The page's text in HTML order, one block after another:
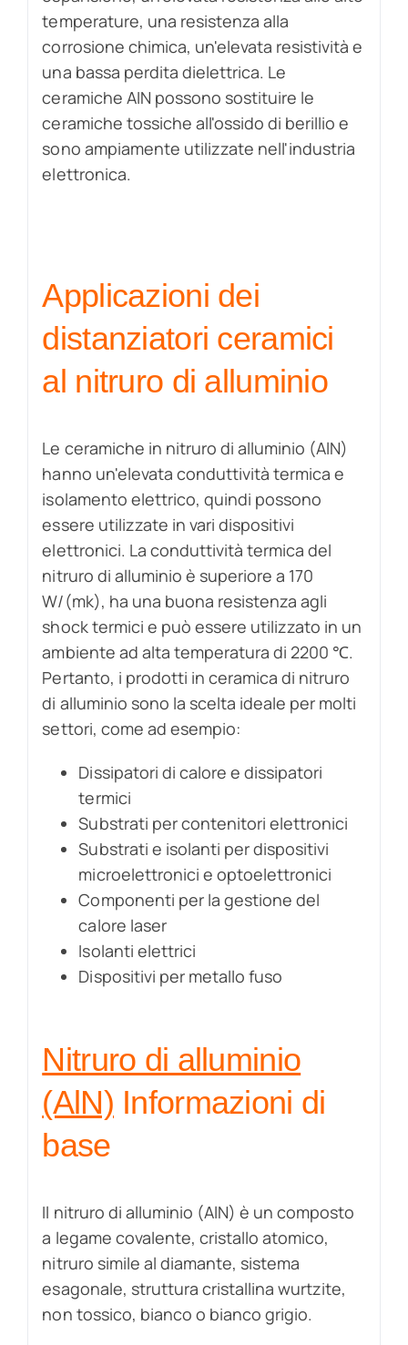
temperature, una resistenza alla
corrosione chimica, un'elevata resistività e
una bassa perdita dielettrica. Le
ceramiche AIN possono sostituire le
ceramiche tossiche all'ossido di berillio e
sono ampiamente utilizzate nell'industria
elettronica.
Applicazioni dei
distanziatori ceramici
al nitruro di alluminio
Le ceramiche in nitruro di alluminio (AlN)
hanno un'elevata conduttività termica e
isolamento elettrico, quindi possono
essere utilizzate in vari dispositivi
elettronici. La conduttività termica del
nitruro di alluminio è superiore a 170
W/(mk), ha una buona resistenza agli
shock termici e può essere utilizzato in un
ambiente ad alta temperatura di 2200 ℃.
Pertanto, i prodotti in ceramica di nitruro
di alluminio sono la scelta ideale per molti
settori, come ad esempio:
Dissipatori di calore e dissipatori
termici
Substrati per contenitori elettronici
Substrati e isolanti per dispositivi
microelettronici e optoelettronici
Componenti per la gestione del
calore laser
Isolanti elettrici
Dispositivi per metallo fuso
Nitruro di alluminio
(AlN) Informazioni di
base
Il nitruro di alluminio (AlN) è un composto
a legame covalente, cristallo atomico,
nitruro simile al diamante, sistema
esagonale, struttura cristallina wurtzite,
non tossico, bianco o bianco grigio.